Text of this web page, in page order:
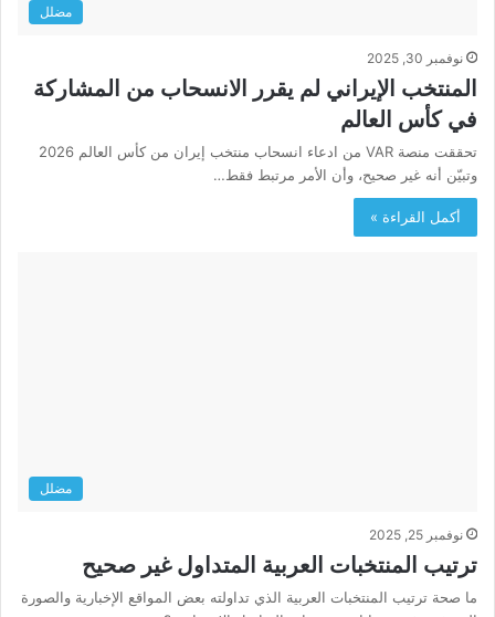
مضلل
نوفمبر 30, 2025
المنتخب الإيراني لم يقرر الانسحاب من المشاركة
في كأس العالم
تحققت منصة VAR من ادعاء انسحاب منتخب إيران من كأس العالم 2026
وتبيّن أنه غير صحيح، وأن الأمر مرتبط فقط…
أكمل القراءة »
مضلل
نوفمبر 25, 2025
ترتيب المنتخبات العربية المتداول غير صحيح
ما صحة ترتيب المنتخبات العربية الذي تداولته بعض المواقع الإخبارية والصورة